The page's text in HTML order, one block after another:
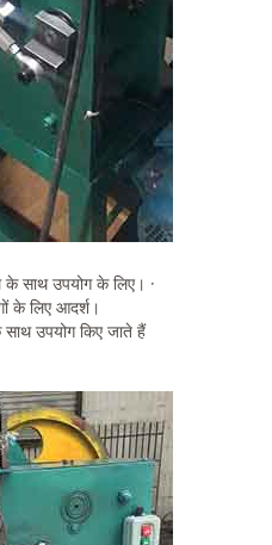
के साथ उपयोग के लिए। ·
के लिए आदर्श।
उपयोग किए जाते हैं